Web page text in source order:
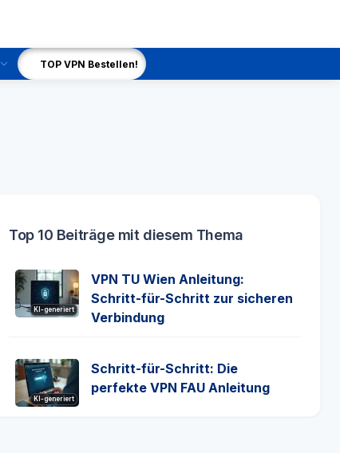
TOP VPN Bestellen!
Top 10 Beiträge mit diesem Thema
KI-generiert
VPN TU Wien Anleitung:
Schritt-für-Schritt zur sicheren
Verbindung
KI-generiert
Schritt-für-Schritt: Die
perfekte VPN FAU Anleitung